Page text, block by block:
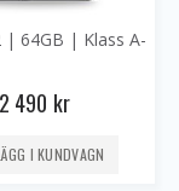
| 64GB | Klass A-
2 490 kr
I KUNDVAGN